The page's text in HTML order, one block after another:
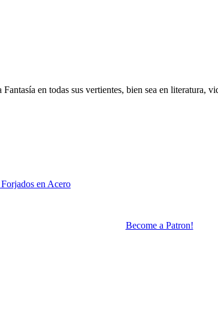
en todas sus vertientes, bien sea en literatura,
en Acero
Become a Patron!